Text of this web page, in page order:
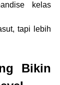
kelas
tapi lebih
Bikin